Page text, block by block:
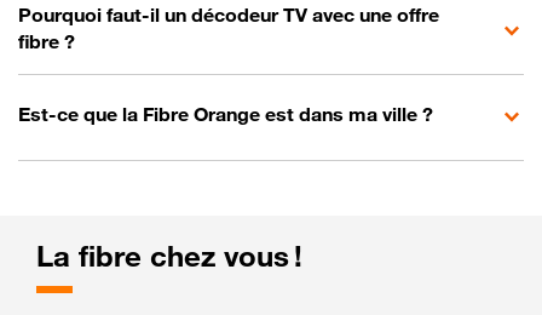
Pourquoi faut-il un décodeur TV avec une offre
fibre ?
Est-ce que la Fibre Orange est dans ma ville ?
La fibre chez vous !